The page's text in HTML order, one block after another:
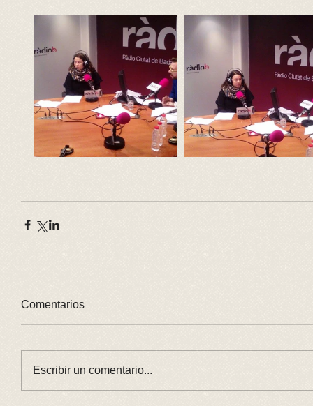
Comentarios
Escribir un comentario...